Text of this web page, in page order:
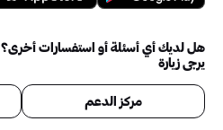
هل لديك أي أسئلة أو استفسارات أخرى؟
يرجى زيارة
مركز الدعم